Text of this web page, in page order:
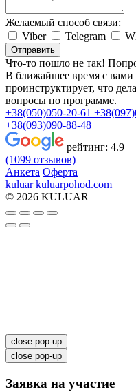
Желаемый способ связи:
Viber
Telegram
Отправить
Что-то пошло не так!
В ближайшее время с вами
проинструктирует, что
вопросы по программе.
+38(050)050-20-61
+38(093)090-88-48
рейтинг: 4.9
(1099 отзывов)
Анкета Оферта
kuluar kuluarpohod.com
© 2026 KULUAR
close pop-up
close pop-up
Заявка на участие